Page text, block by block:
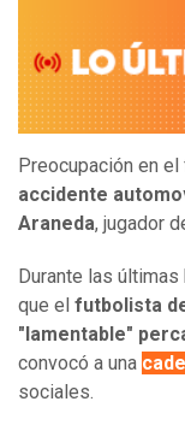
Preocupación en
accidente
Araneda, jugador
Durante las últimas
que el futbolista
"lamentable"
convocó a una
sociales.